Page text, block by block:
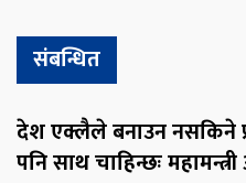
संबन्धित
देश एक्लैले बनाउन नसकिने
पनि साथ चाहिन्छः